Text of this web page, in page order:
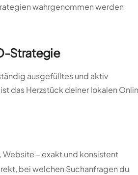
wahrgenommen werden
Strategie
ausgefülltes und aktiv
das Herzstück deiner lokalen
Website – exakt und konsistent
bei welchen Suchanfragen du